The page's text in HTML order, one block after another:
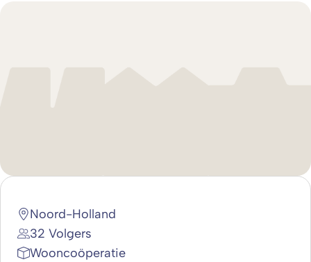
Noord-Holland
32 Volgers
Wooncoöperatie